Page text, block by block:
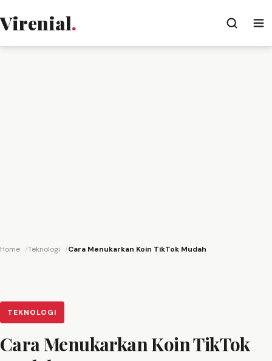
Virenial.
Home Teknologi Cara Menukarkan Koin TikTok Mudah
TEKNOLOGI
Cara Menukarkan Koin TikTok